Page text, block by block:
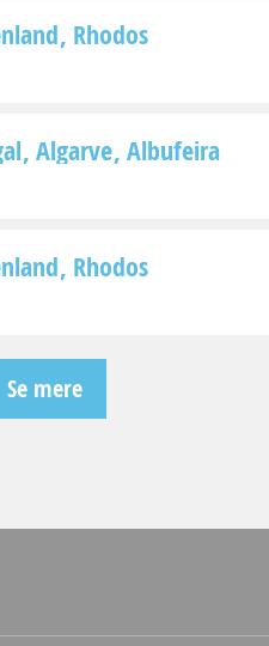
Rhodos
Algarve Albufeira
Rhodos
Se mere